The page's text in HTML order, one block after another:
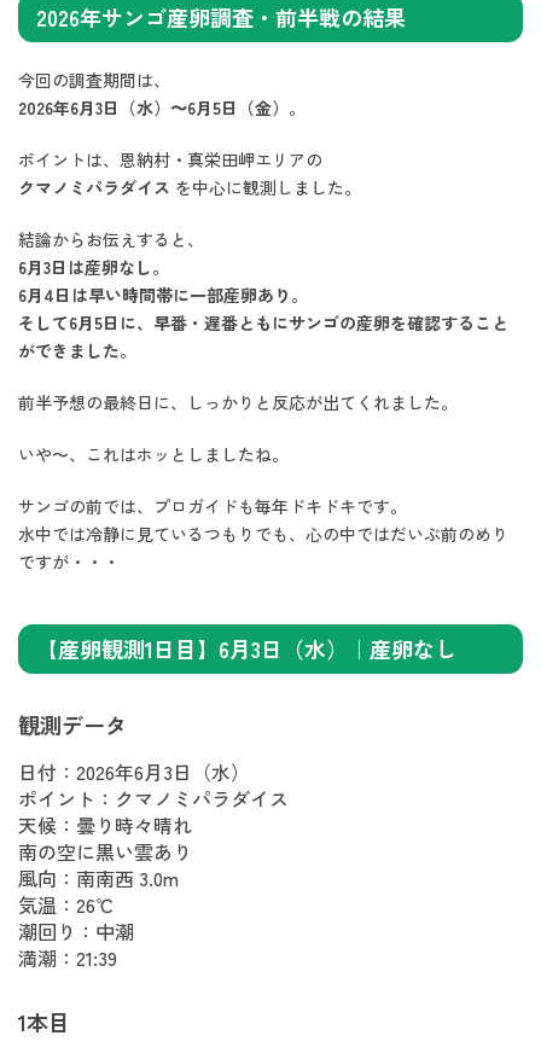
2026年サンゴ産卵調査・前半戦の結果
今回の調査期間は、
2026年6月3日（水）〜6月5日（金） 。
ポイントは、恩納村・真栄田岬エリアの
クマノミパラダイス を中心に観測しました。
結論からお伝えすると、
6月3日は産卵なし。
6月4日は早い時間帯に一部産卵あり。
そして6月5日に、早番・遅番ともにサンゴの産卵を確認すること
ができました。
前半予想の最終日に、しっかりと反応が出てくれました。
いや〜、これはホッとしましたね。
サンゴの前では、プロガイドも毎年ドキドキです。
水中では冷静に見ているつもりでも、心の中ではだいぶ前のめり
ですが・・・
【産卵観測1日目】6月3日（水）｜産卵なし
観測データ
日付：2026年6月3日（水）
ポイント：クマノミパラダイス
天候：曇り時々晴れ
南の空に黒い雲あり
風向：南南西 3.0m
気温：26℃
潮回り：中潮
満潮：21:39
1本目